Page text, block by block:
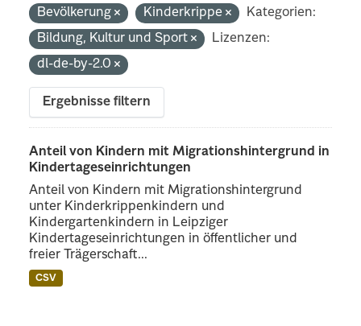
Bevölkerung
Kinderkrippe
Kategorien:
Bildung, Kultur und Sport
Lizenzen:
dl-de-by-2.0
Ergebnisse filtern
Anteil von Kindern mit Migrationshintergrund in
Kindertageseinrichtungen
Anteil von Kindern mit Migrationshintergrund
unter Kinderkrippenkindern und
Kindergartenkindern in Leipziger
Kindertageseinrichtungen in öffentlicher und
freier Trägerschaft...
CSV